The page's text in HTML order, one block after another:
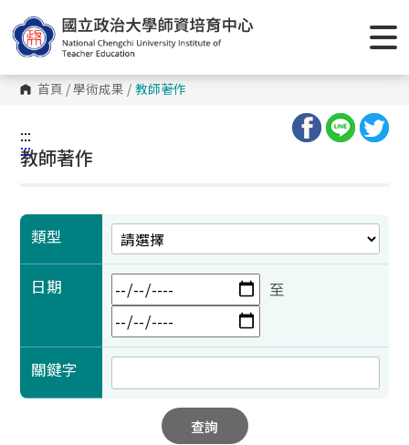
到
主
要
內
容
區 首頁 /學術成果 / 教師著作
:::
:::
教師著作
類型
日期 至
關鍵字
查詢